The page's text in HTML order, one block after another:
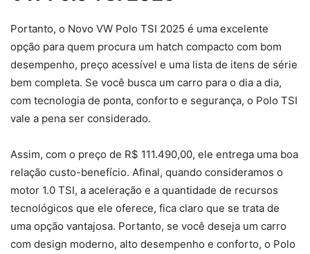
Portanto, o Novo VW Polo TSI 2025 é uma excelente
opção para quem procura um hatch compacto com bom
desempenho, preço acessível e uma lista de itens de série
bem completa. Se você busca um carro para o dia a dia,
com tecnologia de ponta, conforto e segurança, o Polo TSI
vale a pena ser considerado.
Assim, com o preço de R$ 111.490,00, ele entrega uma boa
relação custo-benefício. Afinal, quando consideramos o
motor 1.0 TSI, a aceleração e a quantidade de recursos
tecnológicos que ele oferece, fica claro que se trata de
uma opção vantajosa. Portanto, se você deseja um carro
com design moderno, alto desempenho e conforto, o Polo